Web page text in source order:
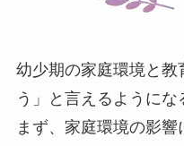
幼少期の家庭環境と教
う」と言えるようにな
まず、家庭環境の影響